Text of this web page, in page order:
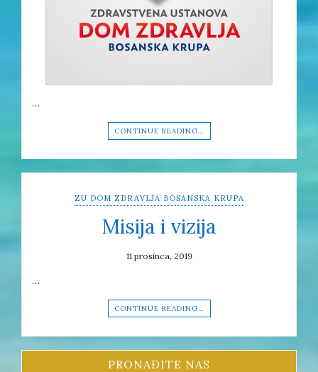
…
CONTINUE READING…
ZU DOM ZDRAVLJA BOSANSKA KRUPA
Misija i vizija
11 prosinca, 2019
…
CONTINUE READING…
PRONAĐITE NAS